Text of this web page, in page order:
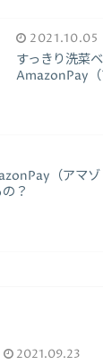
2021.10.05
すっきり洗菜
AmazonPay（
（アマゾ
？
2021.09.23